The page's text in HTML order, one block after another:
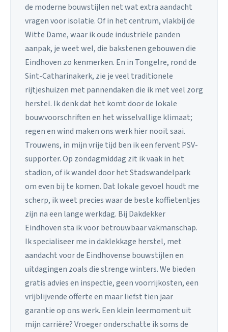
de moderne bouwstijlen net wat extra aandacht
vragen voor isolatie. Of in het centrum, vlakbij de
Witte Dame, waar ik oude industriële panden
aanpak, je weet wel, die bakstenen gebouwen die
Eindhoven zo kenmerken. En in Tongelre, rond de
Sint-Catharinakerk, zie je veel traditionele
rijtjeshuizen met pannendaken die ik met veel zorg
herstel. Ik denk dat het komt door de lokale
bouwvoorschriften en het wisselvallige klimaat;
regen en wind maken ons werk hier nooit saai.
Trouwens, in mijn vrije tijd ben ik een fervent PSV-
supporter. Op zondagmiddag zit ik vaak in het
stadion, of ik wandel door het Stadswandelpark
om even bij te komen. Dat lokale gevoel houdt me
scherp, ik weet precies waar de beste koffietentjes
zijn na een lange werkdag. Bij Dakdekker
Eindhoven sta ik voor betrouwbaar vakmanschap.
Ik specialiseer me in daklekkage herstel, met
aandacht voor de Eindhovense bouwstijlen en
uitdagingen zoals die strenge winters. We bieden
gratis advies en inspectie, geen voorrijkosten, een
vrijblijvende offerte en maar liefst tien jaar
garantie op ons werk. Een klein leermoment uit
mijn carrière? Vroeger onderschatte ik soms de